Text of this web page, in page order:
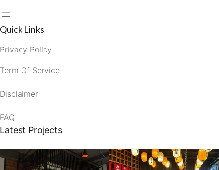
Quick Links
Privacy Policy
Term Of Service
Disclaimer
FAQ
Latest Projects